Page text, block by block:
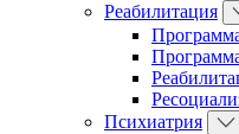
Реабилитация
Психиатрия